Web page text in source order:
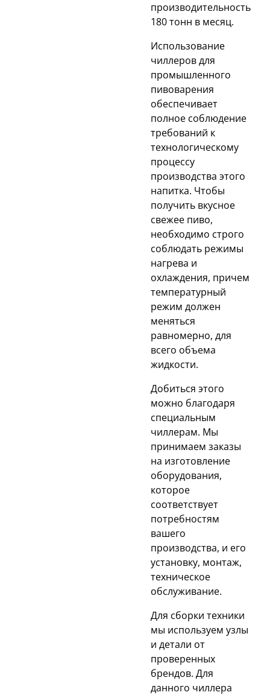
производительность
180 тонн в месяц.
Использование
чиллеров для
промышленного
пивоварения
обеспечивает
полное соблюдение
требований к
технологическому
процессу
производства этого
напитка. Чтобы
получить вкусное
свежее пиво,
необходимо строго
соблюдать режимы
нагрева и
охлаждения, причем
температурный
режим должен
меняться
равномерно, для
всего объема
жидкости.
Добиться этого
можно благодаря
специальным
чиллерам. Мы
принимаем заказы
на изготовление
оборудования,
которое
соответствует
потребностям
вашего
производства, и его
установку, монтаж,
техническое
обслуживание.
Для сборки техники
мы используем узлы
и детали от
проверенных
брендов. Для
данного чиллера